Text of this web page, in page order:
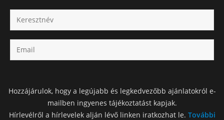
Hozzájárulok, hogy a legújabb és legkedvezőbb ajánlatokról e-
mailben ingyenes tájékoztatást kapjak.
Hírlevélről a hírlevelek alján lévő linken iratkozhat le. További